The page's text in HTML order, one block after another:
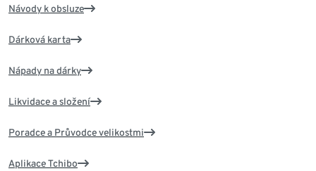
Návody k obsluze
Dárková karta
Nápady na dárky
Likvidace a složení
Poradce a Průvodce velikostmi
Aplikace Tchibo